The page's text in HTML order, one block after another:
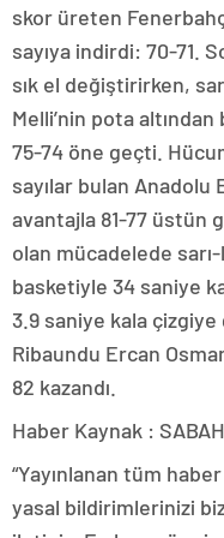
skor üreten
sayıya indirdi: 70-71.
sık el değiştirirken,
Melli’nin pota altından
75-74 öne geçti.
sayılar bulan Anadolu
avantajla 81-77 üstün
olan mücadelede
basketiyle 34 saniye
3.9 saniye kala çizgiye
Ribaundu Ercan
82 kazandı.
Haber Kaynak :
“Yayınlanan tüm
yasal bildirimlerinizi